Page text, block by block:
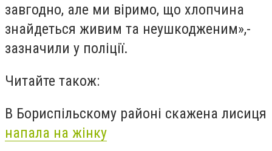
завгодно, але ми віримо, що хлопчина
знайдеться живим та неушкодженим»,-
зазначили у поліції.
Читайте також:
В Бориспільскому районі скажена лисиця
напала на жінку